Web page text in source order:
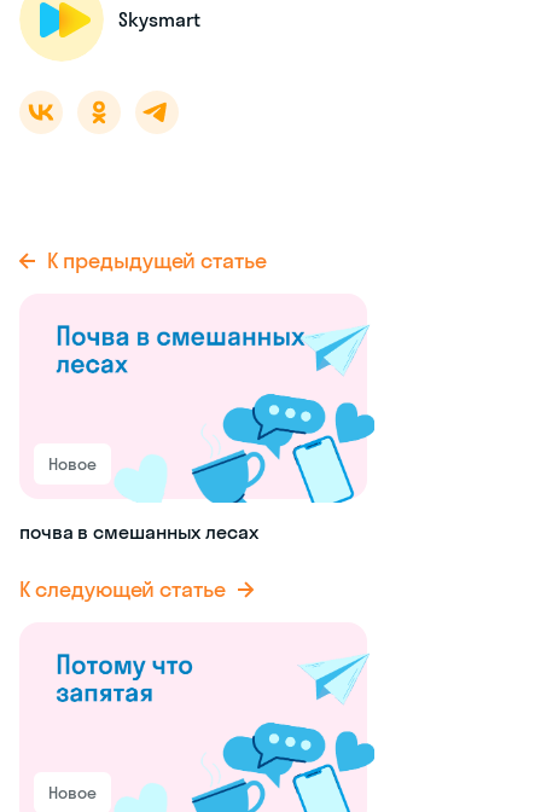
Skysmart
К предыдущей статье
Новое
почва в смешанных лесах
К следующей статье
Новое